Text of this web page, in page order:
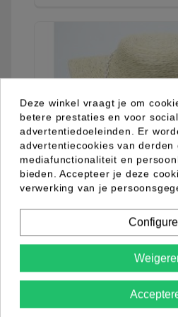
03.03.0014.10
Deze winkel vraagt je om
betere prestaties en voor
advertentiedoeleinden. Er
advertentiecookies van
mediafunctionaliteit en
bieden. Accepteer je deze
verwerking van je